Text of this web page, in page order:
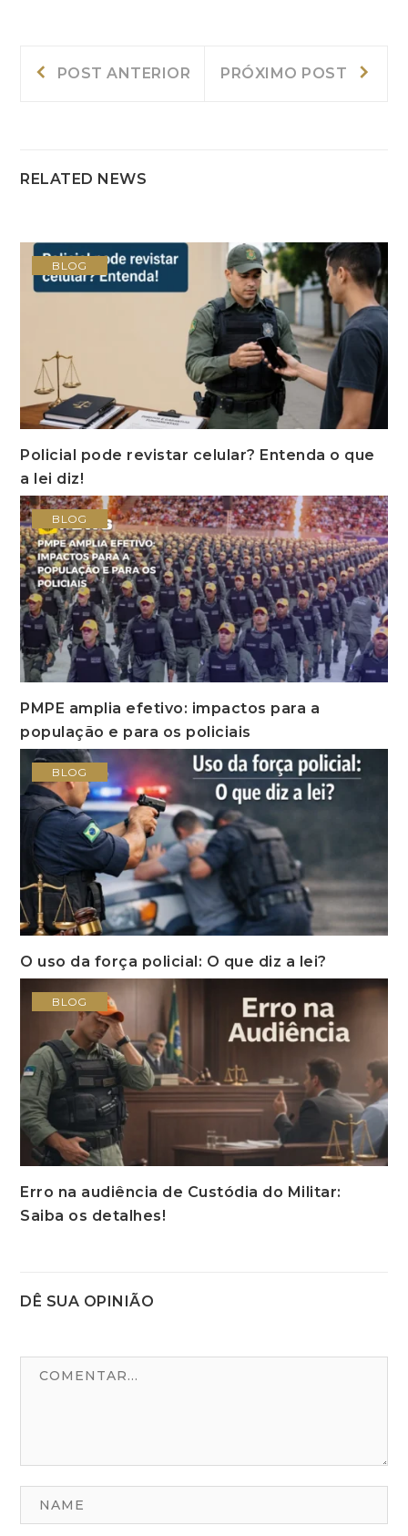
Navegação
POST ANTERIOR
Anterior:
PRÓXIMO POST
RELATED NEWS
BLOG
Policial pode revistar celular? Entenda o que
a lei diz!
BLOG
PMPE amplia efetivo: impactos para a
população e para os policiais
BLOG
O uso da força policial: O que diz a lei?
BLOG
Erro na audiência de Custódia do Militar:
Saiba os detalhes!
DÊ SUA OPINIÃO